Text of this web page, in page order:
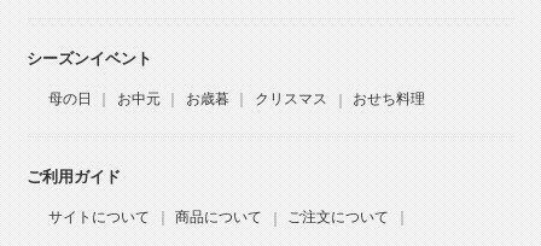
シーズンイベント
母の日 お中元 お歳暮 クリスマス おせち料理
ご利用ガイド
サイトについて 商品について ご注文について